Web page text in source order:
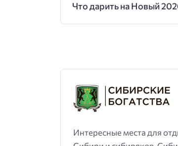
Что дарить на Новый
Интересные места для